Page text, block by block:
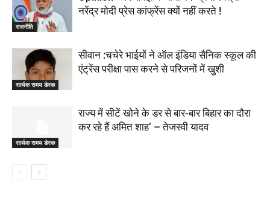
राजनीति
नरेंद्र मोदी प्रेस कांफ्रेंस क्यों नहीं करते !
सार्थक समय डेस्क
सीवान :चचेरे भाईयों ने ऑल इंडिया सैनिक स्कूल की
एंट्रेंस परीक्षा पास करने से परिजनों में खुशी
सार्थक समय डेस्क
राज्य में सीटें खोने के डर से बार-बार बिहार का दौरा
कर रहे हैं अमित शाह’ – तेजस्वी यादव